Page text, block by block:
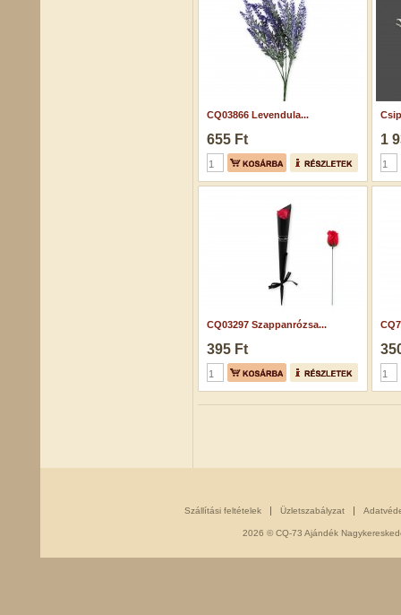
CQ03866 Levendula...
655 Ft 1
CQ03297 Szappanrózsa...
395 Ft
Szállítási feltételek Üzletszabályzat
2026 © CQ-73 Ajándék